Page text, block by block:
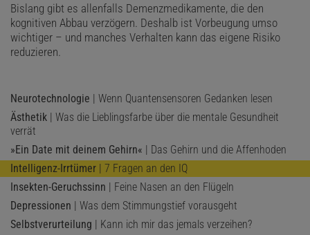
Bislang gibt es allenfalls Demenzmedikamente, die den
kognitiven Abbau verzögern. Deshalb ist Vorbeugung umso
wichtiger – und manches Verhalten kann das eigene Risiko
reduzieren.
Neurotechnologie | Wenn Quantensensoren Gedanken lesen
Ästhetik | Was die Lieblingsfarbe über die mentale Gesundheit
verrät
»Ein Date mit deinem Gehirn« | Das Gehirn und die Affenhoden
Intelligenz-Irrtümer | 7 Fragen an den IQ
Insekten-Geruchssinn | Feine Nasen an den Flügeln
Depressionen | Was dem Stimmungstief vorausgeht
Selbstverurteilung | Kann ich mir das jemals verzeihen?